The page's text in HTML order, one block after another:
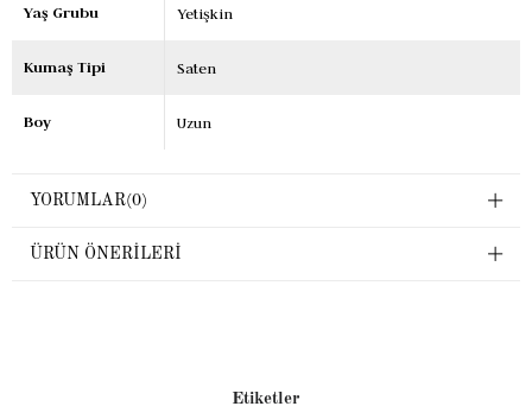
Yaş Grubu Yetişkin
Kumaş Tipi Saten
Boy Uzun
YORUMLAR(0)
ÜRÜN ÖNERILERI
Etiketler